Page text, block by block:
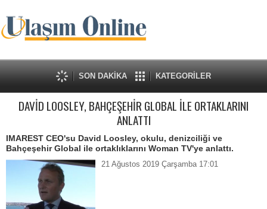
SON DAKİKA KATEGORİLER
DAVİD LOOSLEY, BAHÇEŞEHİR GLOBAL İLE ORTAKLARINI
ANLATTI
IMAREST CEO'su David Loosley, okulu, denizciliği ve
Bahçeşehir Global ile ortaklıklarını Woman TV'ye anlattı.
21 Ağustos 2019 Çarşamba 17:01